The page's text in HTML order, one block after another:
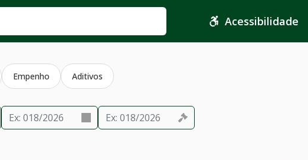
Acessibilidade
Empenho Aditivos